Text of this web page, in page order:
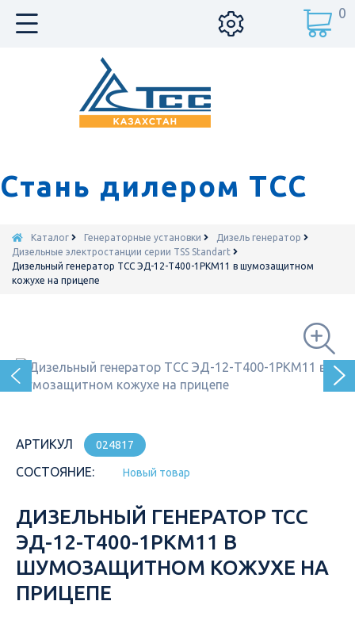
Стань дилером ТСС
0
Каталог Генераторные установки
Дизель генератор
Дизельные электростанции серии TSS Standart
Дизельный генератор ТСС ЭД-12-Т400-1РКМ11 в шумозащитном
кожухе на прицепе
АРТИКУЛ 024817
СОСТОЯНИЕ: Новый товар
ДИЗЕЛЬНЫЙ ГЕНЕРАТОР ТСС
ЭД-12-Т400-1РКМ11 В
ШУМОЗАЩИТНОМ КОЖУХЕ НА
ПРИЦЕПЕ